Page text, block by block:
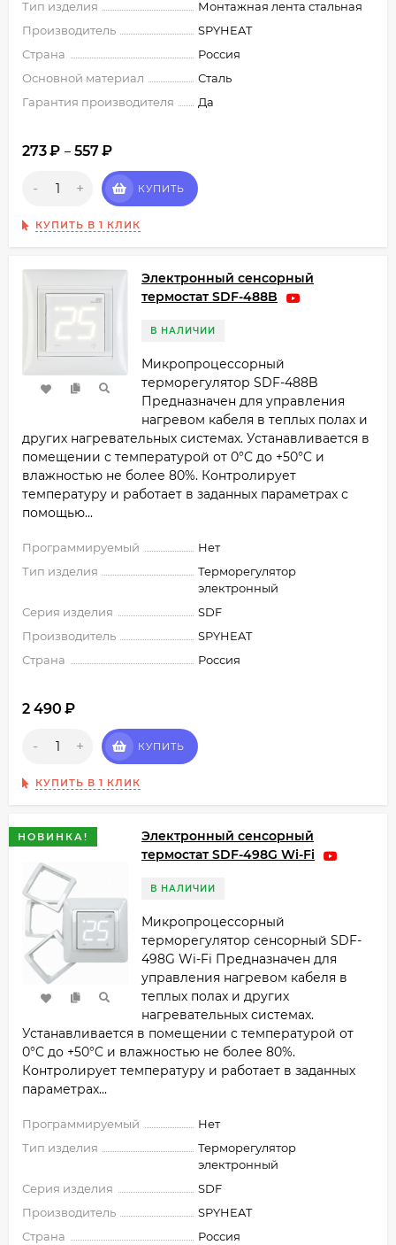
Тип изделия
Монтажная лента стальная
Производитель
SPYHEAT
Страна
Россия
Основной материал
Сталь
Гарантия производителя
Да
273₽ – 557₽
- + КУПИТЬ
КУПИТЬ В 1 КЛИК
Электронный сенсорный
термостат SDF-488B
В НАЛИЧИИ
Микропроцессорный
терморегулятор SDF-488B
Предназначен для управления
нагревом кабеля в теплых полах и
других нагревательных системах. Устанавливается в
помещении с температурой от 0°C до +50°C и
влажностью не более 80%. Контролирует
температуру и работает в заданных параметрах с
помощью...
Программируемый
Нет
Тип изделия
Терморегулятор
электронный
Серия изделия
SDF
Производитель
SPYHEAT
Страна
Россия
2 490 ₽
- + КУПИТЬ
КУПИТЬ В 1 КЛИК
НОВИНКА!
Электронный сенсорный
термостат SDF-498G Wi-Fi
В НАЛИЧИИ
Микропроцессорный
терморегулятор сенсорный SDF-
498G Wi-Fi Предназначен для
управления нагревом кабеля в
теплых полах и других
нагревательных системах.
Устанавливается в помещении с температурой от
0°C до +50°C и влажностью не более 80%.
Контролирует температуру и работает в заданных
параметрах...
Программируемый
Нет
Тип изделия
Терморегулятор
электронный
Серия изделия
SDF
Производитель
SPYHEAT
Страна
Россия